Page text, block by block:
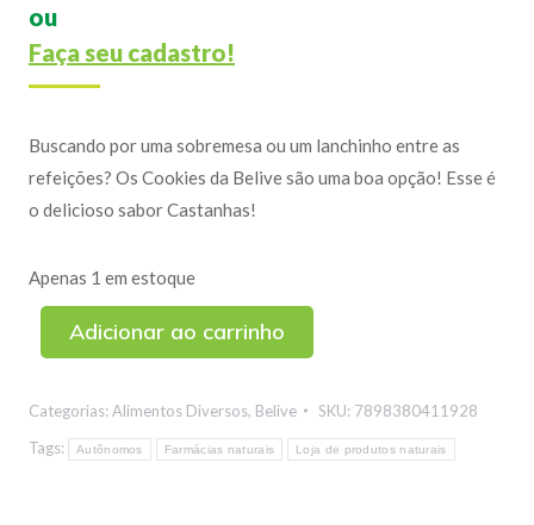
ou
Faça seu cadastro!
Buscando por uma sobremesa ou um lanchinho entre as
refeições? Os Cookies da Belive são uma boa opção! Esse é
o delicioso sabor Castanhas!
Apenas 1 em estoque
Adicionar ao carrinho
Categorias: Alimentos Diversos, Belive SKU: 7898380411928
Tags:
Autônomos Farmácias naturais Loja de produtos naturais